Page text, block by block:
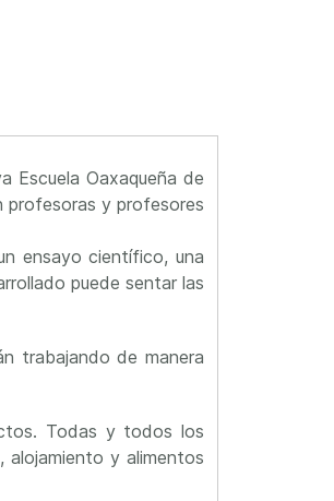
Oaxaqueña de
profesoras y profesores
ensayo científico, una
puede sentar las
trabajando de manera
Todas y todos los
alojamiento y alimentos